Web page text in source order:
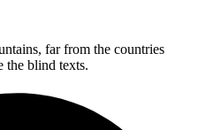
far from the countries
the blind texts.